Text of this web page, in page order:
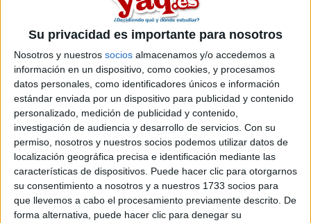
Su privacidad es importante para nosotros
Nosotros y nuestros socios almacenamos y/o accedemos a
información en un dispositivo, como cookies, y procesamos
datos personales, como identificadores únicos e información
estándar enviada por un dispositivo para publicidad y contenido
personalizado, medición de publicidad y contenido,
investigación de audiencia y desarrollo de servicios. Con su
permiso, nosotros y nuestros socios podemos utilizar datos de
localización geográfica precisa e identificación mediante las
características de dispositivos. Puede hacer clic para otorgarnos
su consentimiento a nosotros y a nuestros 1733 socios para
que llevemos a cabo el procesamiento previamente descrito. De
forma alternativa, puede hacer clic para denegar su
Comentarios
12th ago 2007
hola, pues todo depende de
hola, pues todo depende de lo q a ti te guste y el futuro q quieras.
xo si preguntas, sera q quieres tener opiniones, jeje, te doy la
mia.